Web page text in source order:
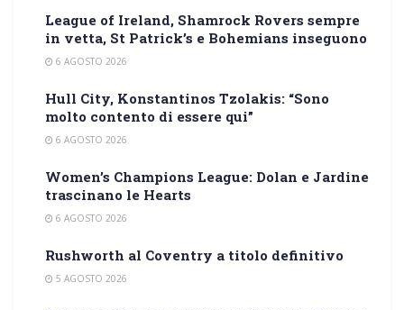
League of Ireland, Shamrock Rovers sempre
in vetta, St Patrick’s e Bohemians inseguono
6 AGOSTO 2026
Hull City, Konstantinos Tzolakis: “Sono
molto contento di essere qui”
6 AGOSTO 2026
Women’s Champions League: Dolan e Jardine
trascinano le Hearts
6 AGOSTO 2026
Rushworth al Coventry a titolo definitivo
5 AGOSTO 2026